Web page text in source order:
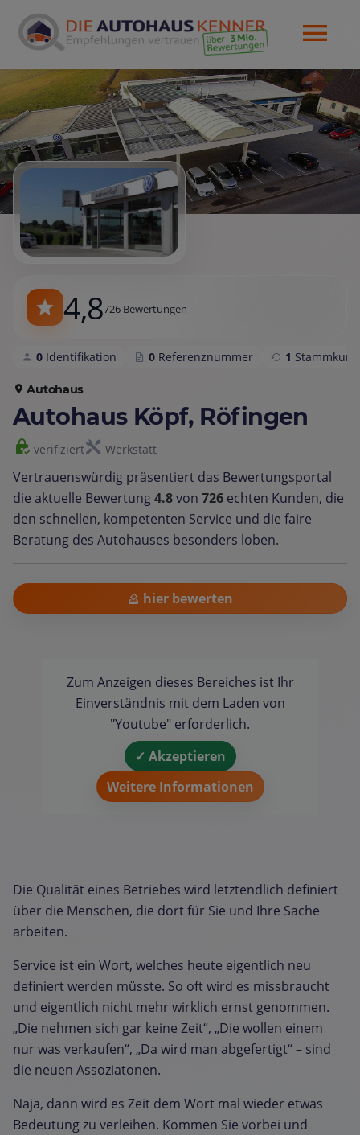
4,8726 Bewertungen
0 Identifikation 0 Referenznummer 1
Autohaus
Autohaus Köpf, Röfingen
verifiziert Werkstatt
Vertrauenswürdig präsentiert das Bewertungsportal
die aktuelle Bewertung4.8von 726 echten Kunden, die
den schnellen, kompetenten Service und die faire
Beratung des Autohauses besonders loben.
hier bewerten
Zum Anzeigen dieses Bereiches ist Ihr
Einverständnis mit dem Laden von
"Youtube" erforderlich.
✓ Akzeptieren
Weitere Informationen
Die Qualität eines Betriebes wird letztendlich definiert
über die Menschen, die dort für Sie und Ihre Sache
arbeiten.
Service ist ein Wort, welches heute eigentlich neu
definiert werden müsste. So oft wird es missbraucht
und eigentlich nicht mehr wirklich ernst genommen.
„Die nehmen sich gar keine Zeit“, „Die wollen einem
nur was verkaufen“, „Da wird man abgefertigt“ – sind
die neuen Assoziatonen.
Naja, dann wird es Zeit dem Wort mal wieder etwas
Bedeutung zu verleihen. Kommen Sie vorbei und